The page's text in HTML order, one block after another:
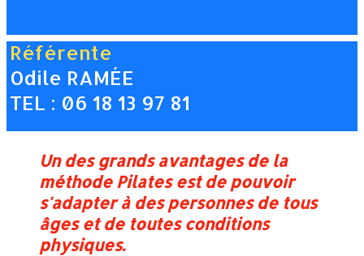
Référente
Odile RAMÉE
TEL : 06 18 13 97 81
Un des grands avantages de la
méthode Pilates est de pouvoir
s'adapter à des personnes de tous
âges et de toutes conditions
physiques.